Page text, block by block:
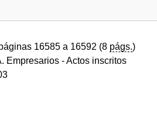
16585 a 16592 (8 págs.)
Empresarios - Actos inscritos